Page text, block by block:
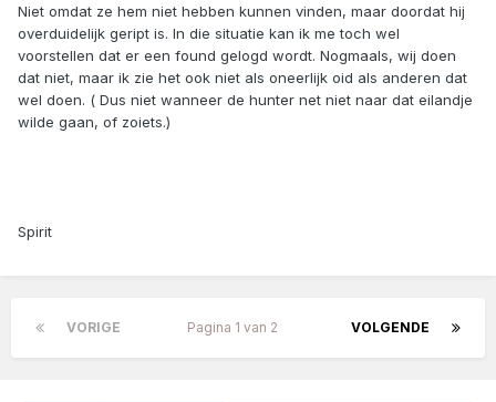
Niet omdat ze hem niet hebben kunnen vinden, maar doordat hij
overduidelijk geript is. In die situatie kan ik me toch wel
voorstellen dat er een found gelogd wordt. Nogmaals, wij doen
dat niet, maar ik zie het ook niet als oneerlijk oid als anderen dat
wel doen. ( Dus niet wanneer de hunter net niet naar dat eilandje
wilde gaan, of zoiets.)
Spirit
VORIGE VOLGENDE
Pagina 1 van 2